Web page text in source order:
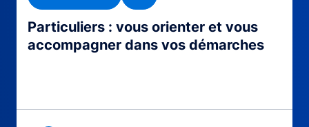
Particuliers : vous orienter et vous
accompagner dans vos démarches